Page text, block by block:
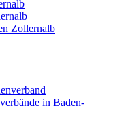
Zollernalb
in Baden-